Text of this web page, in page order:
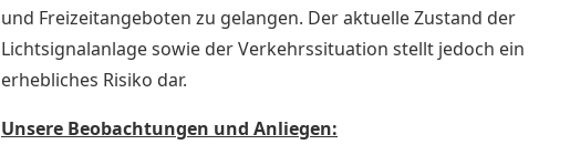
und Freizeitangeboten zu gelangen. Der aktuelle Zustand der
Lichtsignalanlage sowie der Verkehrssituation stellt jedoch ein
erhebliches Risiko dar.
Unsere Beobachtungen und Anliegen: